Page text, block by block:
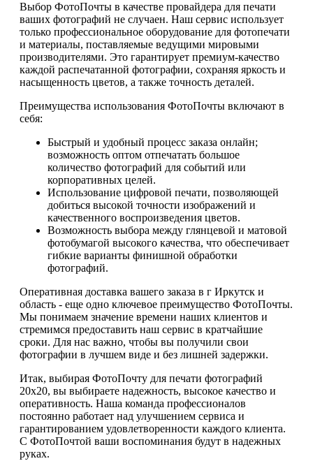
Выбор ФотоПочты в качестве провайдера для печати
ваших фотографий не случаен. Наш сервис использует
только профессиональное оборудование для фотопечати
и материалы, поставляемые ведущими мировыми
производителями. Это гарантирует премиум-качество
каждой распечатанной фотографии, сохраняя яркость и
насыщенность цветов, а также точность деталей.
Преимущества использования ФотоПочты включают в
себя:
Быстрый и удобный процесс заказа онлайн;
возможность оптом отпечатать большое
количество фотографий для событий или
корпоративных целей.
Использование цифровой печати, позволяющей
добиться высокой точности изображений и
качественного воспроизведения цветов.
Возможность выбора между глянцевой и матовой
фотобумагой высокого качества, что обеспечивает
гибкие варианты финишной обработки
фотографий.
Оперативная доставка вашего заказа в г Иркутск и
область - еще одно ключевое преимущество ФотоПочты.
Мы понимаем значение времени наших клиентов и
стремимся предоставить наш сервис в кратчайшие
сроки. Для нас важно, чтобы вы получили свои
фотографии в лучшем виде и без лишней задержки.
Итак, выбирая ФотоПочту для печати фотографий
20х20, вы выбираете надежность, высокое качество и
оперативность. Наша команда профессионалов
постоянно работает над улучшением сервиса и
гарантированием удовлетворенности каждого клиента.
С ФотоПочтой ваши воспоминания будут в надежных
руках.